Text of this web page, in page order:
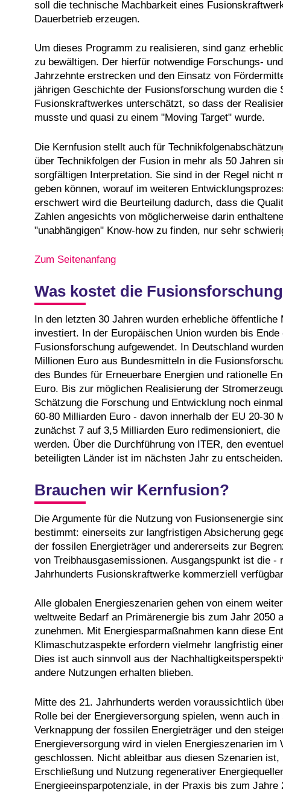
soll die technische Machbarkeit eines
Dauerbetrieb erzeugen.
Um dieses Programm zu realisieren, sind ganz
zu bewältigen. Der hierfür notwendige Forschungs-
Jahrzehnte erstrecken und den Einsatz von
jährigen Geschichte der Fusionsforschung wurden
Fusionskraftwerkes unterschätzt, so dass der
musste und quasi zu einem "Moving Target" wurde.
Die Kernfusion stellt auch für
über Technikfolgen der Fusion in mehr als 50 Jahren
sorgfältigen Interpretation. Sie sind in der Regel nicht
geben können, worauf im weiteren
erschwert wird die Beurteilung dadurch, dass die
Zahlen angesichts von möglicherweise darin
"unabhängigen" Know-how zu finden, nur sehr
Zum Seitenanfang
Was kostet die
In den letzten 30 Jahren wurden erhebliche
investiert. In der Europäischen Union wurden bis
Fusionsforschung aufgewendet. In Deutschland
Millionen Euro aus Bundesmitteln in die
des Bundes für Erneuerbare Energien und rationelle
Euro. Bis zur möglichen Realisierung der
Schätzung die Forschung und Entwicklung noch
60-80 Milliarden Euro - davon innerhalb der EU 20-30
zunächst 7 auf 3,5 Milliarden Euro redimensioniert,
werden. Über die Durchführung von ITER, den
beteiligten Länder ist im nächsten Jahr zu entscheiden.
Brauchen wir Kernfusion?
Die Argumente für die Nutzung von Fusionsenergie
bestimmt: einerseits zur langfristigen Absicherung
der fossilen Energieträger und andererseits zur
von Treibhausgasemissionen. Ausgangspunkt ist die
Jahrhunderts Fusionskraftwerke kommerziell
Alle globalen Energieszenarien gehen von einem
weltweite Bedarf an Primärenergie bis zum Jahr
zunehmen. Mit Energiesparmaßnahmen kann diese
Klimaschutzaspekte erfordern vielmehr langfristig
Dies ist auch sinnvoll aus der
andere Nutzungen erhalten blieben.
Mitte des 21. Jahrhunderts werden voraussichtlich
Rolle bei der Energieversorgung spielen, wenn auch
Verknappung der fossilen Energieträger und den
Energieversorgung wird in vielen Energieszenarien
geschlossen. Nicht ableitbar aus diesen Szenarien
Erschließung und Nutzung regenerativer
Energieeinsparpotenziale, in der Praxis bis zum